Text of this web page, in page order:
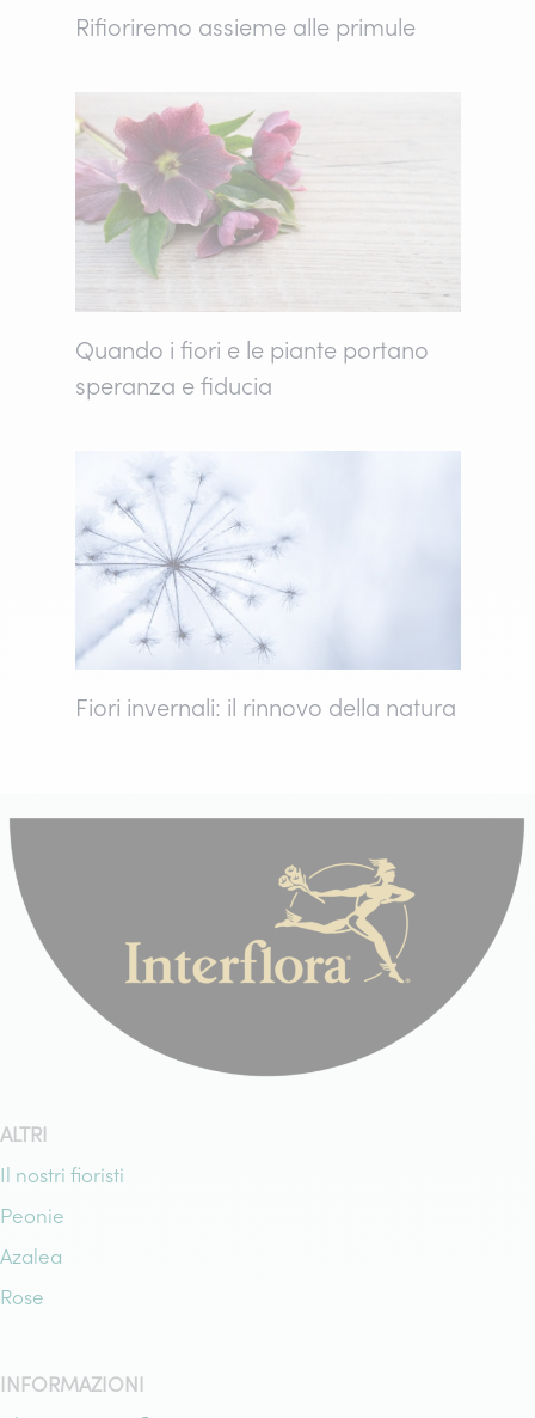
Rifioriremo assieme alle primule
Quando i fiori e le piante portano
speranza e fiducia
Fiori invernali: il rinnovo della natura
ALTRI
Il nostri fioristi
Peonie
Azalea
Rose
INFORMAZIONI